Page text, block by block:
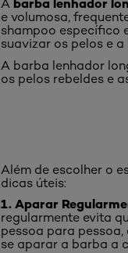
A
e volumosa,
shampoo específico
suavizar os pelos e
A barba lenhador
os pelos rebeldes e
Além de escolher o
dicas úteis:
1. Aparar
regularmente evita
pessoa para
se aparar a barba a